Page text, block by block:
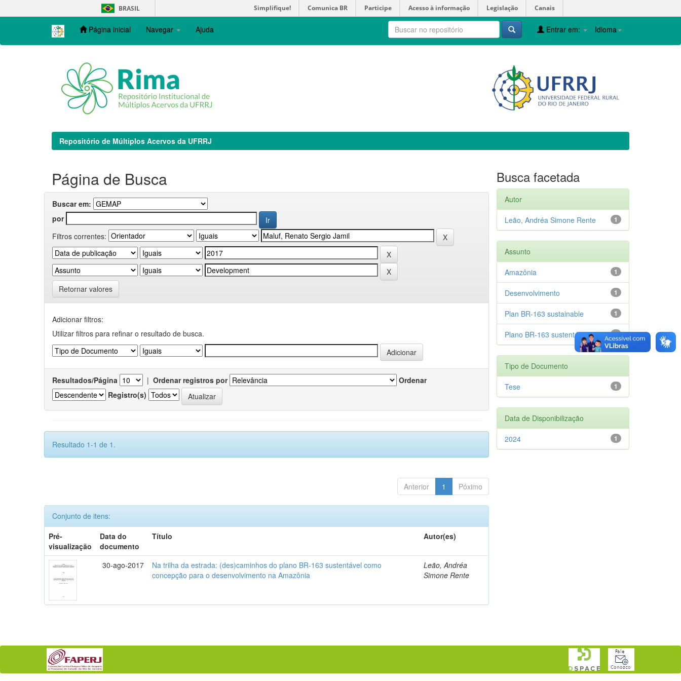
navigation
BRASIL Simplifique! Comunica BR Participe Acesso à informação Legislação Canais
Página inicial Navegar Ajuda Idioma
Entrar em:
Repositório de Múltiplos Acervos da UFRRJ
Página de Busca
Buscar em:
por
Filtros correntes:
Retornar valores
Adicionar filtros:
Utilizar filtros para refinar o resultado de busca.
Resultados/Página | Ordenar registros por
Ordenar
Registro(s)
Resultado 1-1 de 1.
Anterior 1 Póximo
Conjunto de itens:
Pré-
visualização
Data do
documento
Título Autor(es)
30-ago-2017
Na trilha da estrada: (des)caminhos do plano BR-163 sustentável como
concepção para o desenvolvimento na Amazônia
Leão, Andréa
Simone Rente
Busca facetada
Autor
1
Leão, Andréa Simone Rente
Assunto
1
Amazônia
1
Desenvolvimento
1
Plan BR-163 sustainable
1
Plano BR-163 sustentável
Tipo de Documento
1
Tese
Data de Disponibilização
1
2024